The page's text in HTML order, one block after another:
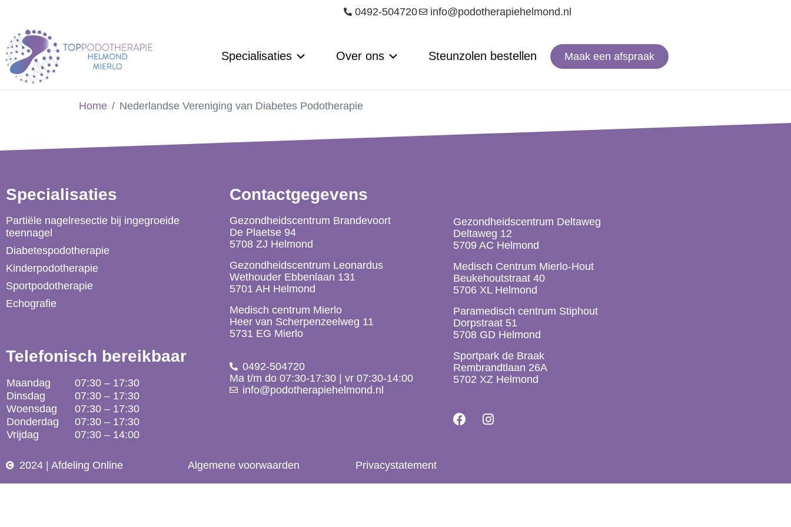
0492-504720 info@podotherapiehelmond.nl
Specialisaties Over ons Steunzolen bestellen Maak een afspraak
Home Nederlandse Vereniging van Diabetes Podotherapie
Specialisaties
Partiële nagelresectie bij ingegroeide
teennagel
Diabetespodotherapie
Kinderpodotherapie
Sportpodotherapie
Echografie
Telefonisch bereikbaar
Maandag
07:30 – 17:30
Dinsdag
07:30 – 17:30
Woensdag
07:30 – 17:30
Donderdag 07:30 – 17:30
Vrijdag
07:30 – 14:00
Contactgegevens
Gezondheidscentrum Brandevoort
De Plaetse 94
5708 ZJ Helmond
Gezondheidscentrum Leonardus
Wethouder Ebbenlaan 131
5701 AH Helmond
Medisch centrum Mierlo
Heer van Scherpenzeelweg 11
5731 EG Mierlo
0492-504720
Ma t/m do 07:30-17:30 | vr 07:30-14:00
info@podotherapiehelmond.nl
Gezondheidscentrum Deltaweg
Deltaweg 12
5709 AC Helmond
Medisch Centrum Mierlo-Hout
Beukehoutstraat 40
5706 XL Helmond
Paramedisch centrum Stiphout
Dorpstraat 51
5708 GD Helmond
Sportpark de Braak
Rembrandtlaan 26A
5702 XZ Helmond
2024 | Afdeling Online Algemene voorwaarden Privacystatement